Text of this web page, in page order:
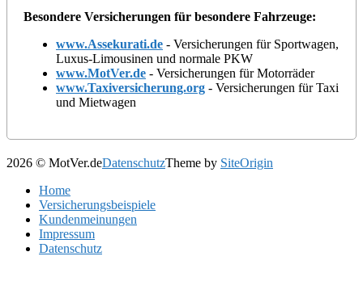
Besondere Versicherungen für besondere Fahrzeuge:
www.Assekurati.de - Versicherungen für Sportwagen,
Luxus-Limousinen und normale PKW
www.MotVer.de - Versicherungen für Motorräder
www.Taxiversicherung.org - Versicherungen für Taxi
und Mietwagen
2026 © MotVer.deDatenschutzTheme by SiteOrigin
Home
Versicherungsbeispiele
Kundenmeinungen
Impressum
Datenschutz